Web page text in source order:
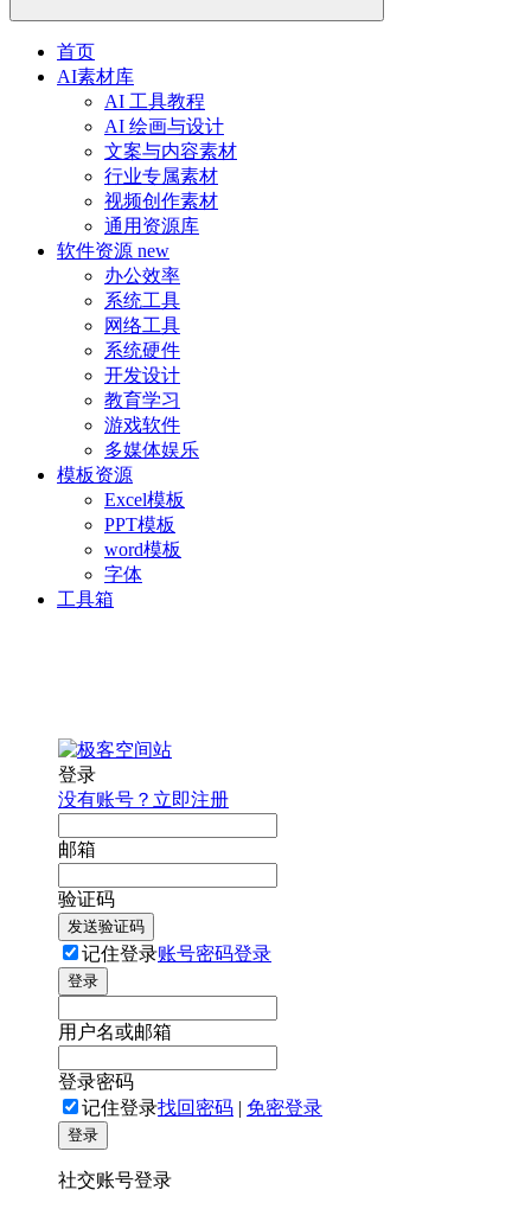
首页
AI素材库
AI 工具教程
AI 绘画与设计
文案与内容素材
行业专属素材
视频创作素材
通用资源库
软件资源 new
办公效率
系统工具
网络工具
系统硬件
开发设计
教育学习
游戏软件
多媒体娱乐
模板资源
Excel模板
PPT模板
word模板
字体
工具箱
登录
没有账号？立即注册
邮箱
验证码
发送验证码
记住登录账号密码登录
登录
用户名或邮箱
登录密码
记住登录找回密码 | 免密登录
登录
社交账号登录